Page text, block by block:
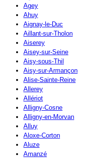
Agey
Ahuy
Aignay-le-Duc
Aillant-sur-Tholon
Aiserey
Aisey-sur-Seine
Aisy-sous-Thil
Aisy-sur-Armançon
Alise-Sainte-Reine
Allerey
Allériot
Alligny-Cosne
Alligny-en-Morvan
Alluy
Aloxe-Corton
Aluze
Amanzé